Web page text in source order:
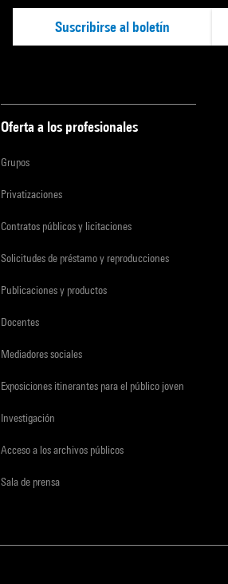
Suscribirse al boletín
Oferta a los profesionales
Grupos
Privatizaciones
Contratos públicos y licitaciones
Solicitudes de préstamo y reproducciones
Publicaciones y productos
Docentes
Mediadores sociales
Exposiciones itinerantes para el público joven
Investigación
Acceso a los archivos públicos
Sala de prensa